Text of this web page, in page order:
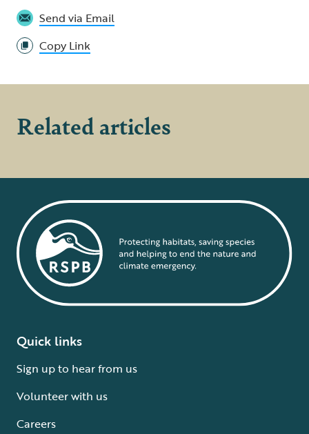
Send via Email
Copy Link
Related articles
Quick links
Sign up to hear from us
Volunteer with us
Careers